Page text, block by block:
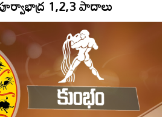
1,2,3 పాదాలు